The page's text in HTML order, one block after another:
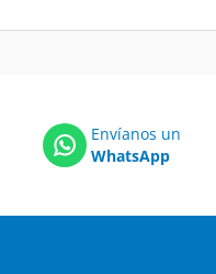
Envíanos un
WhatsApp